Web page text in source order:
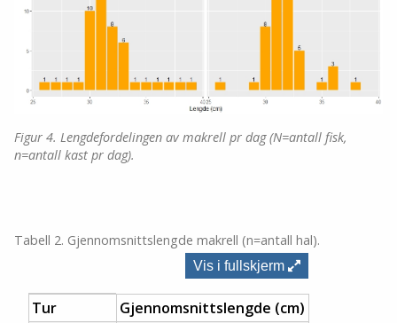
Figur 4. Lengdefordelingen av makrell pr dag (N=antall fisk,
n=antall kast pr dag).
Tabell 2. Gjennomsnittslengde makrell (n=antall hal).
Vis i fullskjerm
Tur
Gjennomsnittslengde (cm)